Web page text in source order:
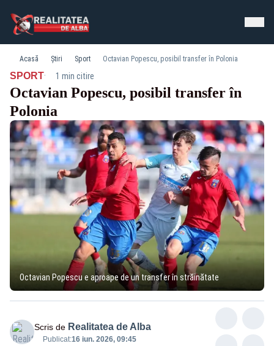
Acasă Știri Sport Octavian Popescu, posibil transfer în Polonia
SPORT· 1 min citire
Octavian Popescu, posibil transfer în
Polonia
Octavian Popescu e aproape de un transfer în străinătate
Scris de Realitatea de Alba
Publicat:16 iun. 2026, 09:45